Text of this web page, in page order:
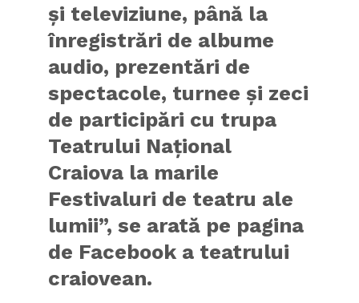
și televiziune, până la
înregistrări de albume
audio, prezentări de
spectacole, turnee și zeci
de participări cu trupa
Teatrului Naţional
Craiova la marile
Festivaluri de teatru ale
lumii”, se arată pe pagina
de Facebook a teatrului
craiovean.